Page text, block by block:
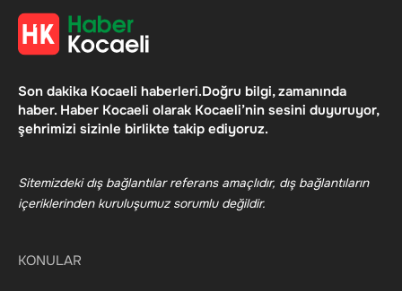
Son dakika Kocaeli haberleri.Doğru bilgi, zamanında
haber. Haber Kocaeli olarak Kocaeli’nin sesini duyuruyor,
şehrimizi sizinle birlikte takip ediyoruz.
Sitemizdeki dış bağlantılar referans amaçlıdır, dış bağlantıların
içeriklerinden kuruluşumuz sorumlu değildir.
KONULAR